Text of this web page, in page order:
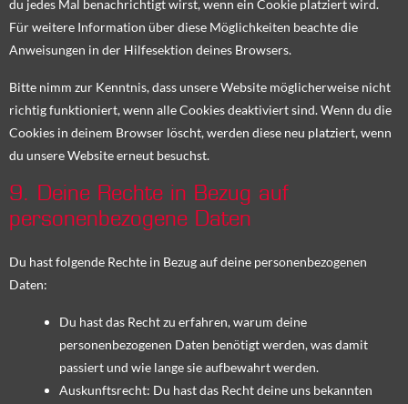
du jedes Mal benachrichtigt wirst, wenn ein Cookie platziert wird.
Für weitere Information über diese Möglichkeiten beachte die
Anweisungen in der Hilfesektion deines Browsers.
Bitte nimm zur Kenntnis, dass unsere Website möglicherweise nicht
richtig funktioniert, wenn alle Cookies deaktiviert sind. Wenn du die
Cookies in deinem Browser löscht, werden diese neu platziert, wenn
du unsere Website erneut besuchst.
9. Deine Rechte in Bezug auf
personenbezogene Daten
Du hast folgende Rechte in Bezug auf deine personenbezogenen
Daten:
Du hast das Recht zu erfahren, warum deine
personenbezogenen Daten benötigt werden, was damit
passiert und wie lange sie aufbewahrt werden.
Auskunftsrecht: Du hast das Recht deine uns bekannten